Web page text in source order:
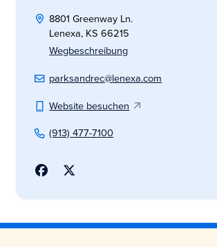
8801 Greenway Ln.
Lenexa, KS 66215
Wegbeschreibung
parksandrec@lenexa.com
Website besuchen
(913) 477-7100